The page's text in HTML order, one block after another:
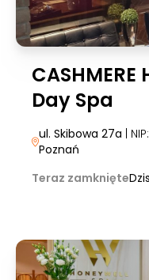
Day Spa
ul. Skibowa 27a |
Poznań
Teraz zamknięte